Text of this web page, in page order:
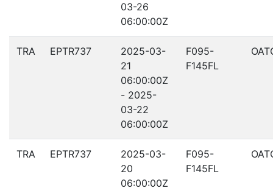
03-26
06:00:00Z
TRA EPTR737
2025-03-
21
06:00:00Z
- 2025-
03-22
06:00:00Z
F095-
F145FL
TRA EPTR737
2025-03-
20
06:00:00Z
F095-
F145FL